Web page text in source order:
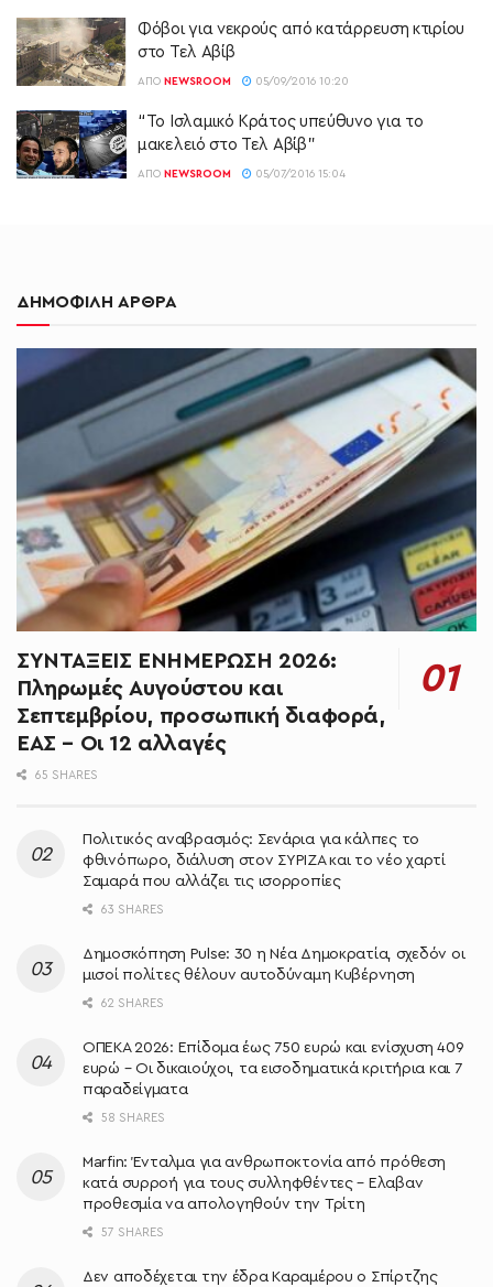
Φόβοι για νεκρούς από κατάρρευση κτιρίου
στο Τελ Αβίβ
ΑΠΌ NEWSROOM 05/09/2016 10:20
“Το Ισλαμικό Κράτος υπεύθυνο για το
μακελειό στο Τελ Αβίβ”
ΑΠΌ NEWSROOM 05/07/2016 15:04
ΔΗΜΟΦΙΛΗ ΑΡΘΡΑ
ΣΥΝΤΑΞΕΙΣ ΕΝΗΜΕΡΩΣΗ 2026:
Πληρωμές Αυγούστου και
Σεπτεμβρίου, προσωπική διαφορά,
ΕΑΣ – Οι 12 αλλαγές
65 SHARES
Πολιτικός αναβρασμός: Σενάρια για κάλπες το
φθινόπωρο, διάλυση στον ΣΥΡΙΖΑ και το νέο χαρτί
Σαμαρά που αλλάζει τις ισορροπίες
63 SHARES
Δημοσκόπηση Pulse: 30 η Νέα Δημοκρατία, σχεδόν οι
μισοί πολίτες θέλουν αυτοδύναμη Κυβέρνηση
62 SHARES
ΟΠΕΚΑ 2026: Επίδομα έως 750 ευρώ και ενίσχυση 409
ευρώ – Οι δικαιούχοι, τα εισοδηματικά κριτήρια και 7
παραδείγματα
58 SHARES
Marfin: Ένταλμα για ανθρωποκτονία από πρόθεση
κατά συρροή για τους συλληφθέντες – Ελαβαν
προθεσμία να απολογηθούν την Τρίτη
57 SHARES
Δεν αποδέχεται την έδρα Καραμέρου ο Σπίρτζης